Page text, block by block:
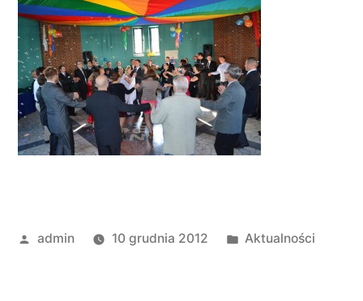
Opublikowany
admin 10 grudnia 2012
Opublikowano
Aktualności